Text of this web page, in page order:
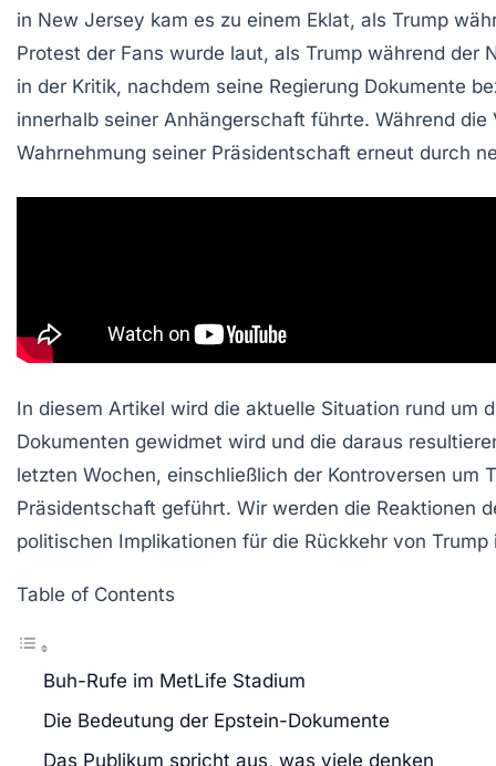
in New Jersey kam es zu einem Eklat, als Trump
Protest der Fans wurde laut, als Trump während der
in der Kritik, nachdem seine Regierung Dokumente
innerhalb seiner Anhängerschaft führte. Während
Wahrnehmung seiner Präsidentschaft erneut durch
In diesem Artikel wird die aktuelle Situation rund um
Dokumenten gewidmet wird und die daraus
letzten Wochen, einschließlich der Kontroversen um
Präsidentschaft geführt. Wir werden die Reaktionen
politischen Implikationen für die Rückkehr von
Table of Contents
Buh-Rufe im MetLife Stadium
Die Bedeutung der Epstein-Dokumente
Das Publikum spricht aus, was viele denken